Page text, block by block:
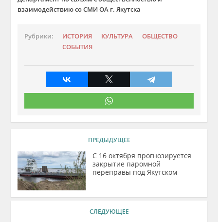
взаимодействию со СМИ ОА г. Якутска
Рубрики: ИСТОРИЯ КУЛЬТУРА
ОБЩЕСТВО
СОБЫТИЯ
ПРЕДЫДУЩЕЕ
С 16 октября прогнозируется
закрытие паромной
переправы под Якутском
СЛЕДУЮЩЕЕ